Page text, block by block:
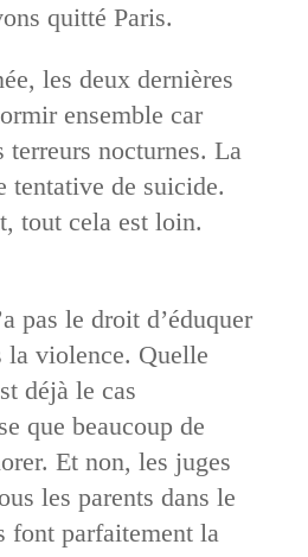
quitté Paris.
les deux dernières
ensemble car
terreurs nocturnes. La
tentative de suicide.
tout cela est loin.
pas le droit d’éduquer
la violence. Quelle
déjà le cas
que beaucoup de
Et non, les juges
les parents dans le
font parfaitement la